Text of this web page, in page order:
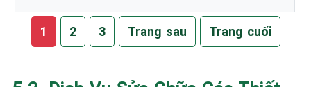
1 2 3 Trang sau Trang cuối